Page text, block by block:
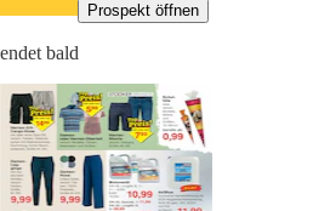
Prospekt öffnen
endet bald